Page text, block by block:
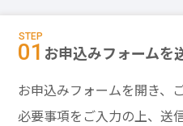
STEP
01 お申込みフォームを
お申込みフォームを開き、
必要事項をご入力の上、送